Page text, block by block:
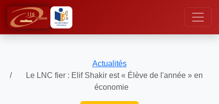
Actualités
Le LNC fier : Elif Shakir est « Élève de l'année » en
économie